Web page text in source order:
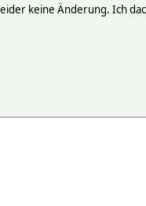
91:CUL_0
91:CUL_0, help
keine Änderung. Ich